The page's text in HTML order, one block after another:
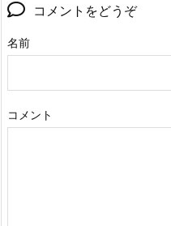
コメントをどうぞ
名前
コメント